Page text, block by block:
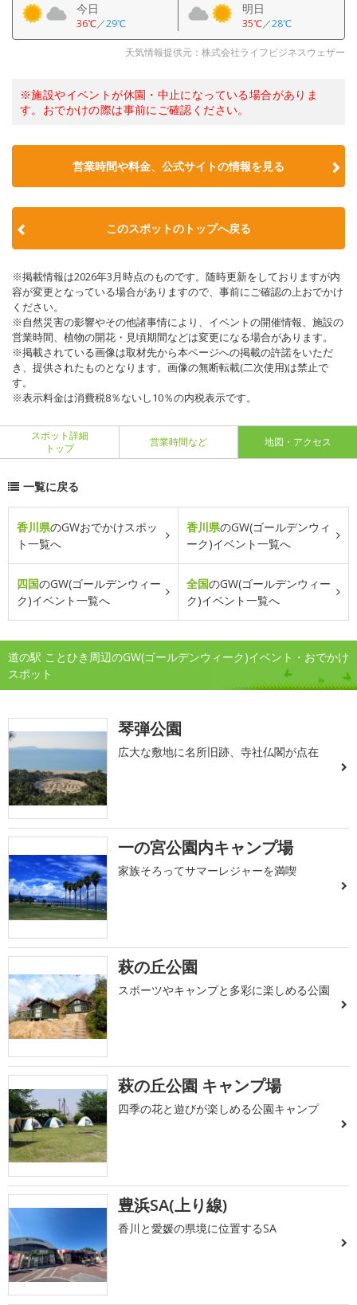
今日
36℃／29℃
明日
35℃／28℃
天気情報提供元：株式会社ライフビジネスウェザー
※施設やイベントが休園・中止になっている場合がありま
す。おでかけの際は事前にご確認ください。
営業時間や料金、公式サイトの情報を見る
このスポットのトップへ戻る
※掲載情報は2026年3月時点のものです。随時更新をしておりますが内
容が変更となっている場合がありますので、事前にご確認の上おでかけ
ください。
※自然災害の影響やその他諸事情により、イベントの開催情報、施設の
営業時間、植物の開花・見頃期間などは変更になる場合があります。
※掲載されている画像は取材先から本ページへの掲載の許諾をいただ
き、提供されたものとなります。画像の無断転載(二次使用)は禁止で
す。
※表示料金は消費税8％ないし10％の内税表示です。
スポット詳細
トップ
営業時間など 地図・アクセス
一覧に戻る
香川県のGWおでかけスポッ
ト一覧へ
香川県のGW(ゴールデンウィ
ーク)イベント一覧へ
四国のGW(ゴールデンウィー
ク)イベント一覧へ
全国のGW(ゴールデンウィー
ク)イベント一覧へ
道の駅 ことひき周辺のGW(ゴールデンウィーク)イベント・おでかけ
スポット
琴弾公園
広大な敷地に名所旧跡、寺社仏閣が点在
一の宮公園内キャンプ場
家族そろってサマーレジャーを満喫
萩の丘公園
スポーツやキャンプと多彩に楽しめる公園
萩の丘公園 キャンプ場
四季の花と遊びが楽しめる公園キャンプ
豊浜SA(上り線)
香川と愛媛の県境に位置するSA